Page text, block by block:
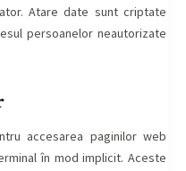
Atare date sunt criptate
persoanelor neautorizate
accesarea paginilor web
în mod implicit. Aceste